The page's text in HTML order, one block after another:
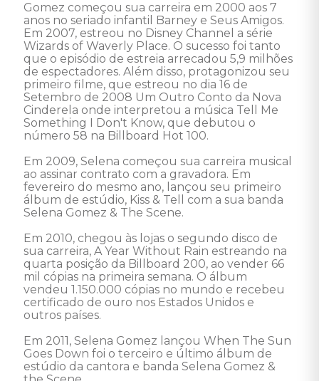
Gomez começou sua carreira em 2000 aos 7
anos no seriado infantil Barney e Seus Amigos.
Em 2007, estreou no Disney Channel a série
Wizards of Waverly Place. O sucesso foi tanto
que o episódio de estreia arrecadou 5,9 milhões
de espectadores. Além disso, protagonizou seu
primeiro filme, que estreou no dia 16 de
Setembro de 2008 Um Outro Conto da Nova
Cinderela onde interpretou a música Tell Me
Something I Don't Know, que debutou o
número 58 na Billboard Hot 100.
Em 2009, Selena começou sua carreira musical
ao assinar contrato com a gravadora. Em
fevereiro do mesmo ano, lançou seu primeiro
álbum de estúdio, Kiss & Tell com a sua banda
Selena Gomez & The Scene.
Em 2010, chegou às lojas o segundo disco de
sua carreira, A Year Without Rain estreando na
quarta posição da Billboard 200, ao vender 66
mil cópias na primeira semana. O álbum
vendeu 1.150.000 cópias no mundo e recebeu
certificado de ouro nos Estados Unidos e
outros países.
Em 2011, Selena Gomez lançou When The Sun
Goes Down foi o terceiro e último álbum de
estúdio da cantora e banda Selena Gomez &